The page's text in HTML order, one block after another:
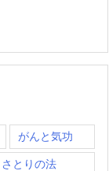
がんと気功
さとりの法